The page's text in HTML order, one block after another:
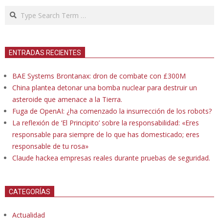
Search
ENTRADAS RECIENTES
BAE Systems Brontanax: dron de combate con £300M
China plantea detonar una bomba nuclear para destruir un
asteroide que amenace a la Tierra.
Fuga de OpenAI: ¿ha comenzado la insurrección de los robots?
La reflexión de ‘El Principito’ sobre la responsabilidad: «Eres
responsable para siempre de lo que has domesticado; eres
responsable de tu rosa»
Claude hackea empresas reales durante pruebas de seguridad.
CATEGORÍAS
Actualidad